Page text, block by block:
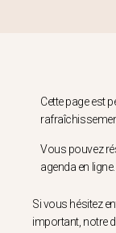
Cette page est
Vous pouvez
agenda en ligne.
Si vous hésitez
important, notre